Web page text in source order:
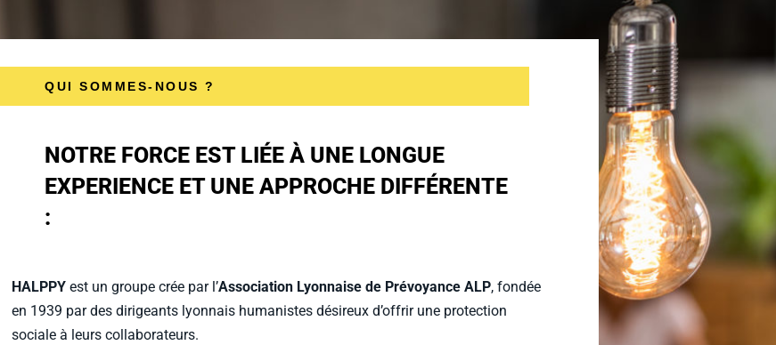
QUI SOMMES-NOUS ?
NOTRE FORCE EST LIÉE À UNE LONGUE
EXPERIENCE ET UNE APPROCHE DIFFÉRENTE
:
HALPPY est un groupe crée par l’Association Lyonnaise de Prévoyance ALP, fondée
en 1939 par des dirigeants lyonnais humanistes désireux d’offrir une protection
sociale à leurs collaborateurs.